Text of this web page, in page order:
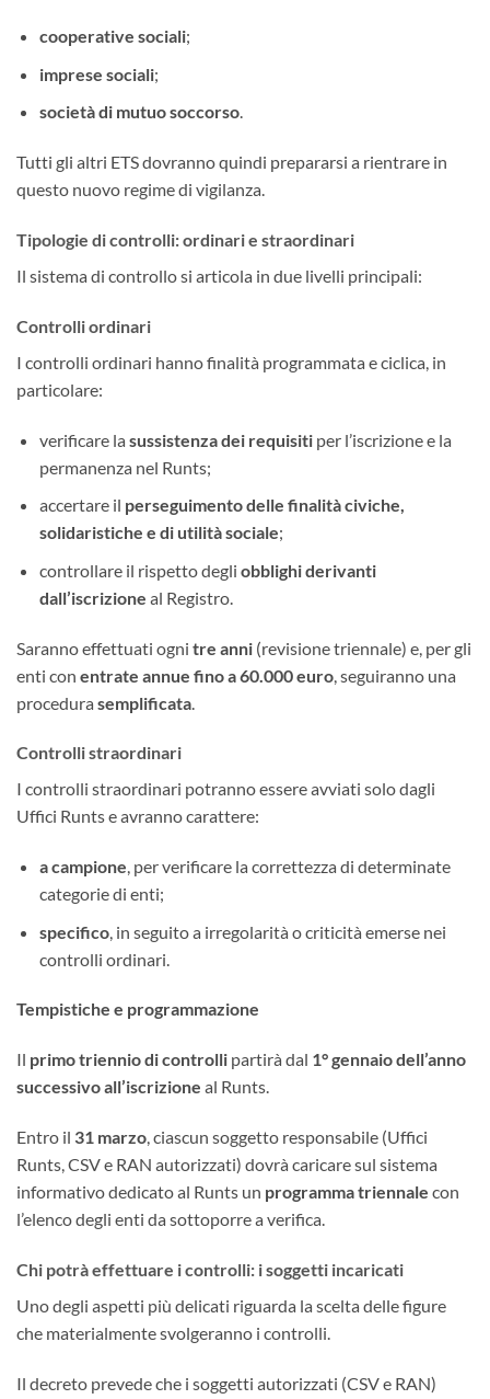
cooperative sociali;
imprese sociali;
società di mutuo soccorso.
Tutti gli altri ETS dovranno quindi prepararsi a rientrare in
questo nuovo regime di vigilanza.
Tipologie di controlli: ordinari e straordinari
Il sistema di controllo si articola in due livelli principali:
Controlli ordinari
I controlli ordinari hanno finalità programmata e ciclica, in
particolare:
verificare la sussistenza dei requisitiper l’iscrizione e la
permanenza nel Runts;
accertare il perseguimento delle finalità civiche,
solidaristiche e di utilità sociale;
controllare il rispetto degli obblighi derivanti
dall’iscrizione al Registro.
Saranno effettuati ogni tre anni (revisione triennale) e, per gli
enti con entrate annue fino a 60.000 euro , seguiranno una
procedura semplificata
Controlli straordinari
I controlli straordinari potranno essere avviati solo dagli
Uffici Runts e avranno carattere:
a campione, per verificare la correttezza di determinate
categorie di enti;
specifico, in seguito a irregolarità o criticità emerse nei
controlli ordinari.
Tempistiche e programmazione
Il primo triennio di controlli partirà dal 1° gennaio dell’anno
successivo all’iscrizione al Runts.
Entro il 31 marzo, ciascun soggetto responsabile (Uffici
Runts, CSV e RAN autorizzati) dovrà caricare sul sistema
informativo dedicato al Runts un programma triennale con
l’elenco degli enti da sottoporre a verifica.
Chi potrà effettuare i controlli: i soggetti incaricati
Uno degli aspetti più delicati riguarda la scelta delle figure
che materialmente svolgeranno i controlli.
Il decreto prevede che i soggetti autorizzati (CSV e RAN)